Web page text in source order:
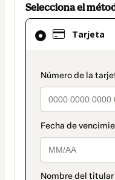
Selecciona el
Tarjeta
El
método
seleccionado
Tarjeta